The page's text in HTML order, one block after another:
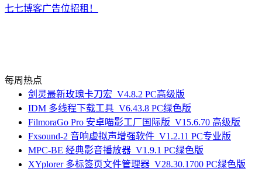
七七博客广告位招租！
每周热点
剑灵最新玫瑰卡刀宏_V4.8.2 PC高级版
IDM 多线程下载工具_V6.43.8 PC绿色版
FilmoraGo Pro 安卓喵影工厂国际版_V15.6.70 高级版
Fxsound-2 音响虚拟声增强软件_V1.2.11 PC专业版
MPC-BE 经典影音播放器_V1.9.1 PC绿色版
XYplorer 多标签页文件管理器_V28.30.1700 PC绿色版